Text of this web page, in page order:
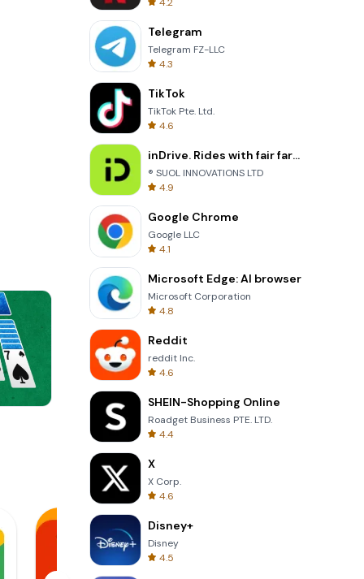
One Stroke
Telegram
Telegram FZ-LLC
4.3
TikTok
TikTok Pte. Ltd.
4.6
inDrive. Rides with fair fares
® SUOL INNOVATIONS LTD
4.9
Google Chrome
Google LLC
4.1
Microsoft Edge: AI browser
Microsoft Corporation
4.8
Reddit
reddit Inc.
4.6
SHEIN-Shopping Online
Roadget Business PTE. LTD.
4.4
X
X Corp.
4.6
Disney+
Disney
4.5